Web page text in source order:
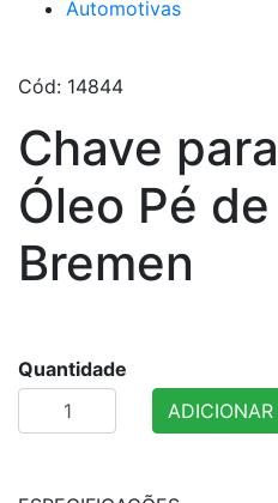
Automotivas
Cód: 14844
Chave
Óleo Pé
Bremen
Quantidade
ADICIONAR